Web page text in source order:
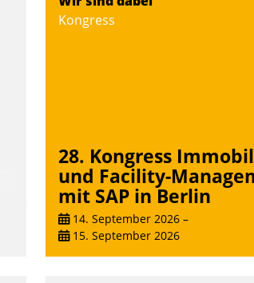
Teilnehmer kurzweilige Einblicke
innovative Cloud-Strategien und -
Kongress
28. Kongress
und Facility-
mit SAP in Berlin
14. September 2026 –
15. September 2026